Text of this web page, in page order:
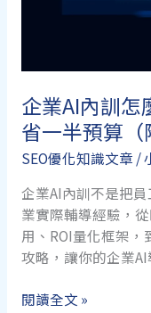
比
較
＋
報
價
單
必
查
項
企業AI內訓怎
省一半預算（
SEO優化知識文章 /
企業AI內訓不是把
業實際輔導經驗，
用、ROI量化框架
攻略，讓你的企業
企
閱讀全文 »